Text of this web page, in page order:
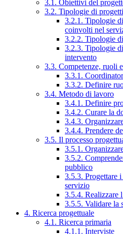
3.1. Obiettivi del
3.2. Tipologie di progetti
3.2.1. Tipologie
coinvolti nel
3.2.2. Tipologie
3.2.3. Tipologie
intervento
3.3. Competenze, ruoli
3.3.1.
3.3.2. Definire
3.4. Metodo di lavoro
3.4.1. Definire
3.4.2. Curare la
3.4.3.
3.4.4. Prendere
3.5. Il processo
3.5.1.
3.5.2.
pubblico
3.5.3. Progettare i
servizio
3.5.4. Realizzare
3.5.5. Validare la
4. Ricerca progettuale
4.1. Ricerca primaria
4.1.1. Interviste